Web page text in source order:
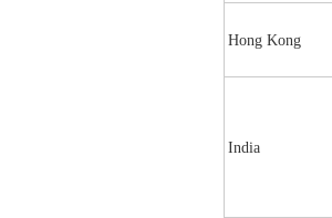
Hong Kong
India